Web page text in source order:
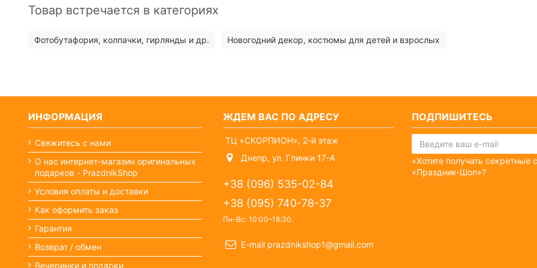
Товар встречается в категориях
Фотобутафория, колпачки, гирлянды и др. Новогодний декор, костюмы для детей и взрослых
ИНФОРМАЦИЯ
Свяжитесь с нами
О нас интернет-магазин оригинальных
подарков - PrazdnikShop
Условия оплаты и доставки
Как оформить заказ
Гарантия
Возврат / обмен
Вечеринки и подарки
ЖДЕМ ВАС ПО АДРЕСУ
ТЦ «СКОРПИОН», 2-й этаж
Днепр, ул. Глинки 17-А
+38 (096) 535-02-84
+38 (095) 740-78-37
Пн-Вс: 10:00–18:30.
E-mail prazdnikshop1@gmail.com
ПОДПИШИТЕСЬ
«Хотите получать секретные
«Праздник-Шоп»?